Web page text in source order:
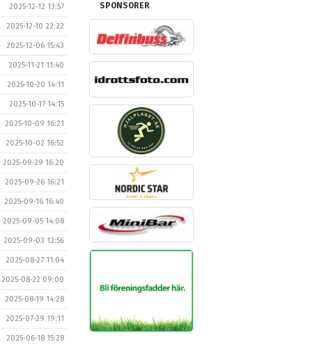
2025-12-12 13:57
2025-12-10 22:22
2025-12-06 15:43
2025-11-21 11:40
2025-10-20 14:11
2025-10-17 14:15
2025-10-09 16:21
2025-10-02 16:52
2025-09-29 16:20
2025-09-26 16:21
2025-09-16 16:40
2025-09-05 14:08
2025-09-03 12:56
2025-08-27 11:04
2025-08-22 09:00
2025-08-19 14:28
2025-07-29 19:11
2025-06-18 15:28
SPONSORER